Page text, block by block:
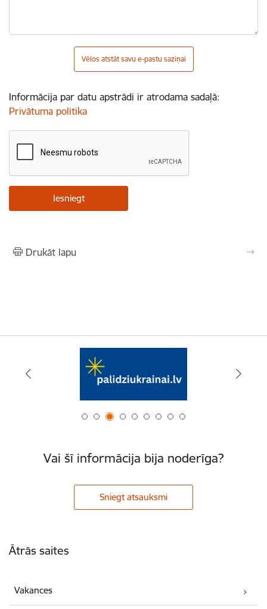
Vēlos atstāt savu e-pastu saziņai
Informācija par datu apstrādi ir atrodama sadaļā:
Privātuma politika
Drukāt lapu
Vai šī informācija bija noderīga?
Sniegt atsauksmi
Ātrās saites
Vakances